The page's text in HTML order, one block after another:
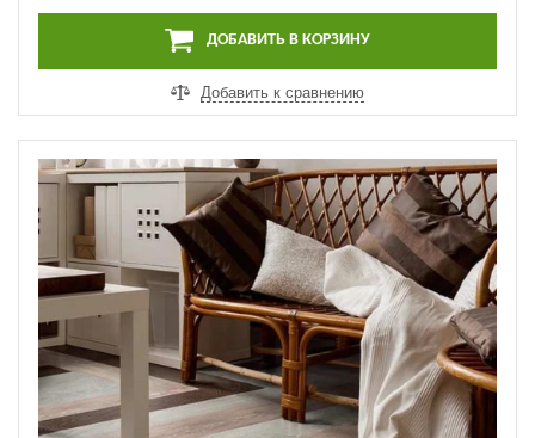
ДОБАВИТЬ В КОРЗИНУ
Добавить к сравнению